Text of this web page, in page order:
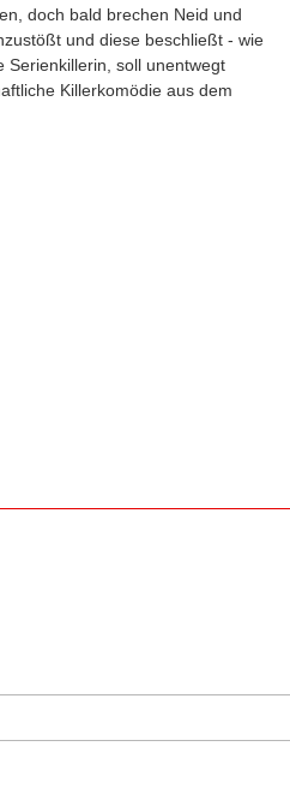
doch bald brechen Neid und
und diese beschließt - wie
soll unentwegt
Killerkomödie aus dem